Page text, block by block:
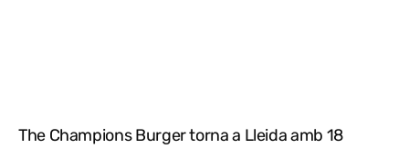
The Champions Burger torna a Lleida amb 18